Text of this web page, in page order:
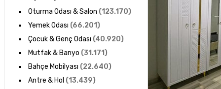
Oturma Odası & Salon (123.170)
Yemek Odası (66.201)
Çocuk & Genç Odası (40.920)
Mutfak & Banyo (31.171)
Bahçe Mobilyası (22.640)
Antre & Hol (13.439)